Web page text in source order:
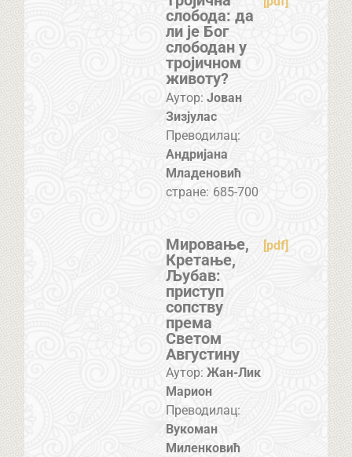
слобода: да
ли је Бог
слободан у
тројичном
животу?
Аутор: Јован
Зизјулас
Преводилац:
Андријана
Младеновић
стране: 685-700
Мировање,
Кретање,
Љубав:
приступ
сопству
према
Светом
Августину
[pdf]
Аутор: Жан-Лик
Марион
Преводилац:
Вукоман
Миленковић